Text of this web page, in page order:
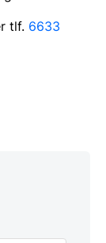
tlf. 6633